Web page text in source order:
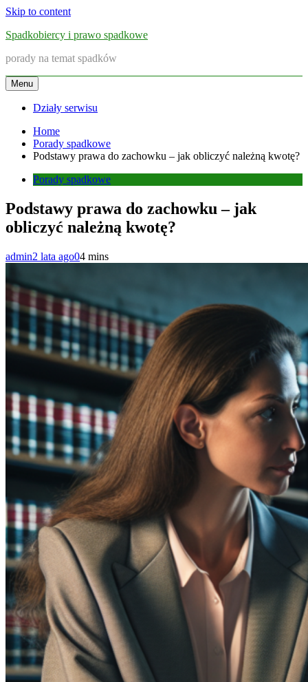
Skip to content
Spadkobiercy i prawo spadkowe
porady na temat spadków
Menu
Działy serwisu
Home
Porady spadkowe
Podstawy prawa do zachowku – jak obliczyć należną kwotę?
Porady spadkowe
Podstawy prawa do zachowku – jak
obliczyć należną kwotę?
admin2 lata ago04 mins